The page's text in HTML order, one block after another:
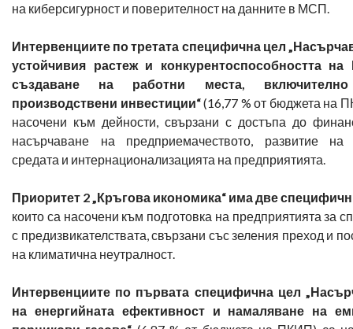
на киберсигурност и поверителност на данните в МСП.
Интервенциите по третата специфична цел
устойчивия растеж и конкурентоспособността
създаване на работни места,
производствени инвестиции“(16,77 % от бюджета на
насочени към дейности, свързани с достъпа до
насърчаване на предприемачеството, развитие на
средата и интернационализацията на предприятията.
Приоритет 2 „Кръгова икономика“ има две
които са насочени към подготовка на предприятията за
с предизвикателствата, свързани със зеления преход и
на климатична неутралност.
Интервенциите по първата специфична цел
на енергийната ефективност и намаляване на